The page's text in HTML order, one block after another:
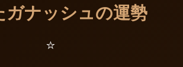
ガナッシュの運勢
⭐️